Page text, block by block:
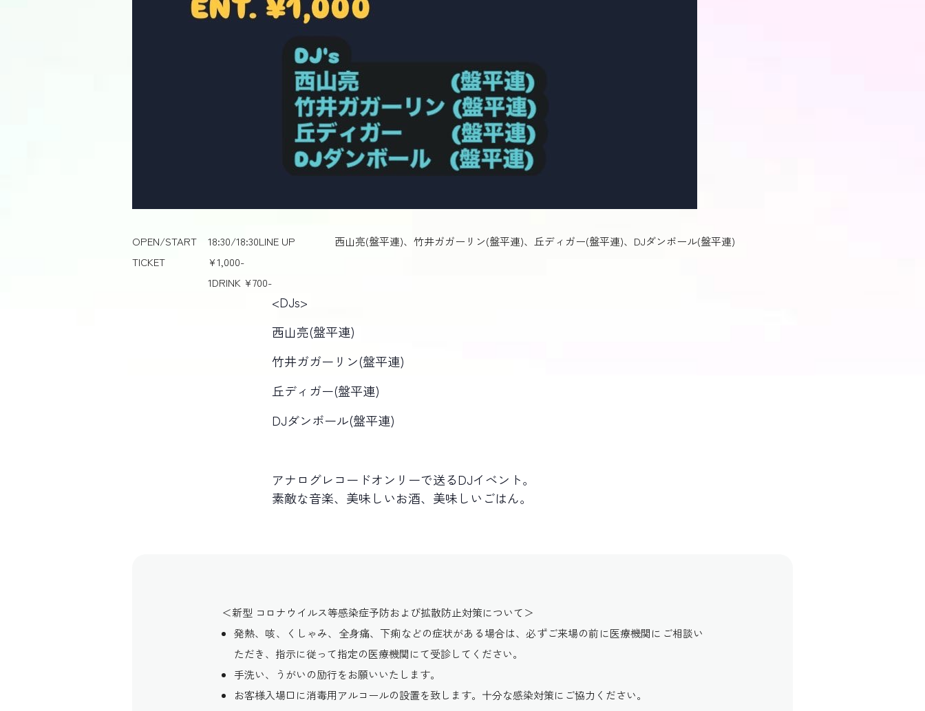
OPEN/START 18:30/18:30LINE UP
西山亮(盤平連)、竹井ガガーリン(盤平連)、丘ディガー(盤平連)、DJダンボール(盤平連)
TICKET
¥1,000-
1DRINK ¥700-
<DJs>
西山亮(盤平連)
竹井ガガーリン(盤平連)
丘ディガー(盤平連)
DJダンボール(盤平連)
アナログレコードオンリーで送るDJイベント。
素敵な音楽、美味しいお酒、美味しいごはん。
＜新型 コロナウイルス等感染症予防および拡散防止対策について＞
発熱、咳、くしゃみ、全身痛、下痢などの症状がある場合は、必ずご来場の前に医療機関にご相談い
ただき、指示に従って指定の医療機関にて受診してください。
手洗い、うがいの励行をお願いいたします。
お客様入場口に消毒用アルコールの設置を致します。十分な感染対策にご協力ください。